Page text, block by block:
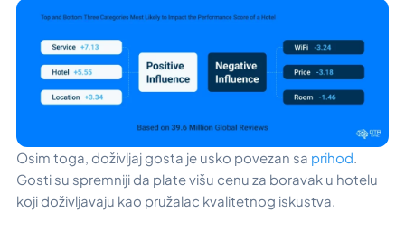
Osim toga, doživljaj gosta je usko povezan sa prihod.
Gosti su spremniji da plate višu cenu za boravak u hotelu
koji doživljavaju kao pružalac kvalitetnog iskustva.